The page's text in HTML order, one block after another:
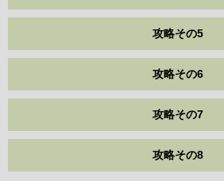
攻略その5
攻略その6
攻略その7
攻略その8